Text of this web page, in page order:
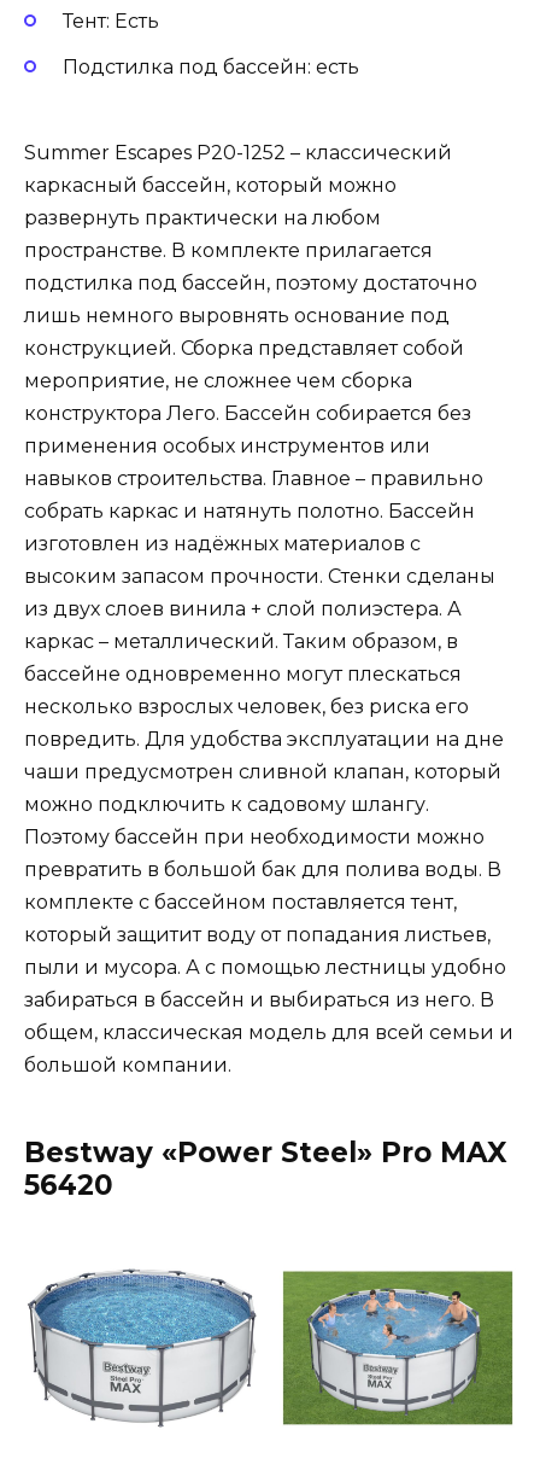
Тент: Есть
Подстилка под бассейн: есть
Summer Escapes P20-1252 – классический
каркасный бассейн, который можно
развернуть практически на любом
пространстве. В комплекте прилагается
подстилка под бассейн, поэтому достаточно
лишь немного выровнять основание под
конструкцией. Сборка представляет собой
мероприятие, не сложнее чем сборка
конструктора Лего. Бассейн собирается без
применения особых инструментов или
навыков строительства. Главное – правильно
собрать каркас и натянуть полотно. Бассейн
изготовлен из надёжных материалов с
высоким запасом прочности. Стенки сделаны
из двух слоев винила + слой полиэстера. А
каркас – металлический. Таким образом, в
бассейне одновременно могут плескаться
несколько взрослых человек, без риска его
повредить. Для удобства эксплуатации на дне
чаши предусмотрен сливной клапан, который
можно подключить к садовому шлангу.
Поэтому бассейн при необходимости можно
превратить в большой бак для полива воды. В
комплекте с бассейном поставляется тент,
который защитит воду от попадания листьев,
пыли и мусора. А с помощью лестницы удобно
забираться в бассейн и выбираться из него. В
общем, классическая модель для всей семьи и
большой компании.
Bestway «Power Steel» Pro MAX
56420